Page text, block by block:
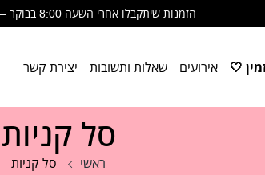
הזמנות שיתקבלו אחרי השעה 8:00 בבוקר – יישלחו ביום הבא.
🤍 אירועים שאלות ותשובות יצירת קשר
סל קניות
ראשי סל קניות